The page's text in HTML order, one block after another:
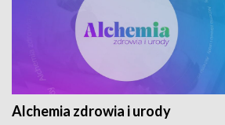
Alchemia zdrowia i urody